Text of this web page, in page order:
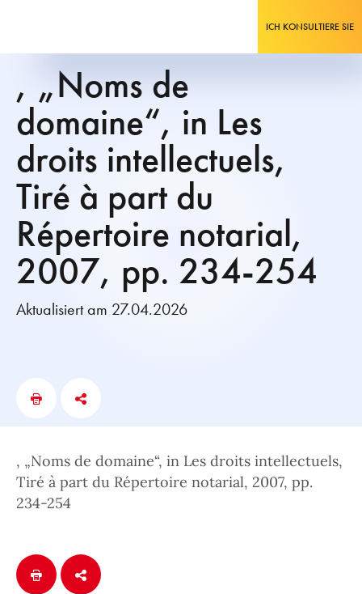
ICH KONSULTIERE SIE
, „Noms de
domaine“, in Les
droits intellectuels,
Tiré à part du
Répertoire notarial,
2007, pp. 234-254
Aktualisiert am 27.04.2026
, „Noms de domaine“, in Les droits intellectuels,
Tiré à part du Répertoire notarial, 2007, pp.
234-254